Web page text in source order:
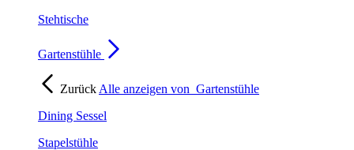
Stehtische
Gartenstühle
Zurück Alle anzeigen von Gartenstühle
Dining Sessel
Stapelstühle